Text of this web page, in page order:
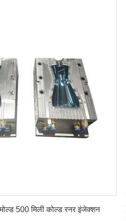
मोल्ड 500 मिली कोल्ड रनर इंजेक्शन